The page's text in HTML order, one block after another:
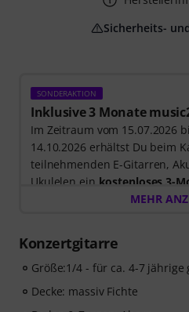
SONDERAKTION
Inklusive 3 Monate
Im Zeitraum vom 15.07.2026
14.10.2026 erhältst Du beim
teilnehmenden E-Gitarren,
Ukulelen ein kostenloses 3-
einen Onlinekurs von
zugesendet. Das music2me
automatisch.
Music2Me, dein Online-
MEHR
Konzertgitarre
Größe:1/4 - für ca. 4-7 jährige
Decke: massiv Fichte
Sicherheits-